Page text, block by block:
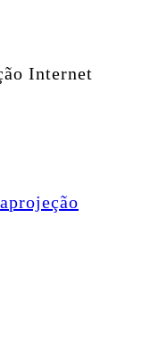
Internet
projeção